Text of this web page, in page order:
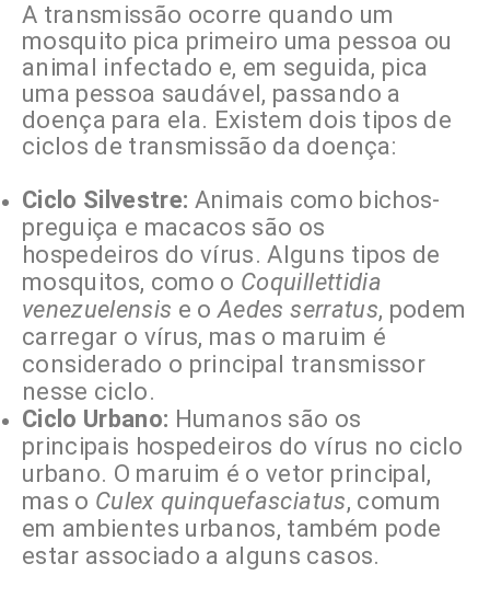
A transmissão ocorre quando um
mosquito pica primeiro uma pessoa ou
animal infectado e, em seguida, pica
uma pessoa saudável, passando a
doença para ela. Existem dois tipos de
ciclos de transmissão da doença:
Ciclo Silvestre: Animais como bichos-
preguiça e macacos são os
hospedeiros do vírus. Alguns tipos de
mosquitos, como o Coquillettidia
venezuelensis e oAedes serratus, podem
carregar o vírus, mas o maruim é
considerado o principal transmissor
nesse ciclo.
Ciclo Urbano: Humanos são os
principais hospedeiros do vírus no ciclo
urbano. O maruim é o vetor principal,
mas o Culex quinquefasciatus, comum
em ambientes urbanos, também pode
estar associado a alguns casos.